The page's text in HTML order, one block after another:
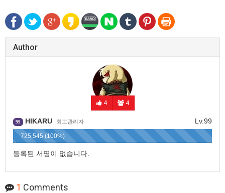
Author
4 4
Lv.99
99 HIKARU 최고관리자
725,545 (100%)
등록된 서명이 없습니다.
1 Comments